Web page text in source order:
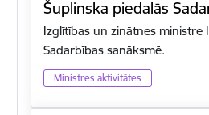
Šuplinska piedalās
Izglītības un zinātnes ministre
Sadarbības sanāksmē.
Ministres aktivitātes